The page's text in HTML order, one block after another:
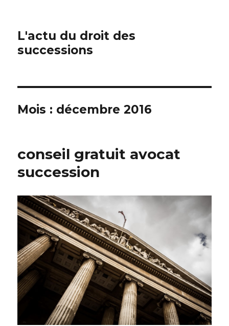
L'actu du droit des
successions
Mois : décembre 2016
conseil gratuit avocat
succession